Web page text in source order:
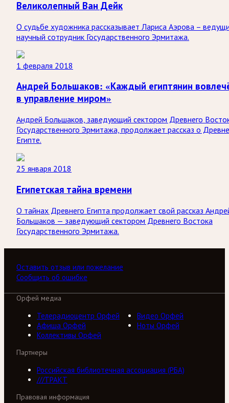
Великолепный Ван Дейк
О судьбе художника рассказывает Лариса Аэрова –
научный сотрудник Государственного Эрмитажа.
1 февраля 2018
Андрей Большаков: «Каждый египтянин
в управление миром»
Андрей Большаков, заведующий сектором Древнего
Государственного Эрмитажа, продолжает рассказ о
Египте.
25 января 2018
Египетская тайна времени
О тайнах Древнего Египта продолжает свой рассказ
Большаков — заведующий сектором Древнего Востока
Государственного Эрмитажа.
Оставить отзыв или пожелание
Сообщить об ошибке
Орфей медиа
Телерадиоцентр Орфей
Видео Орфей
Афиша Орфей
Ноты Орфей
Коллективы Орфей
Партнеры
Российская библиотечная ассоциация (РБА)
///ТРАКТ
Правовая информация